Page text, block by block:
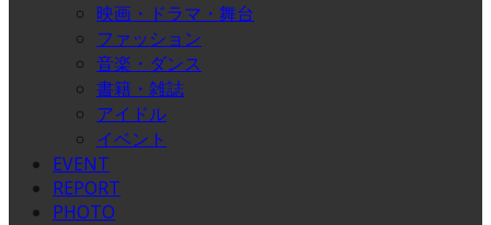
映画・ドラマ・舞台
ファッション
音楽・ダンス
書籍・雑誌
アイドル
イベント
EVENT
REPORT
PHOTO